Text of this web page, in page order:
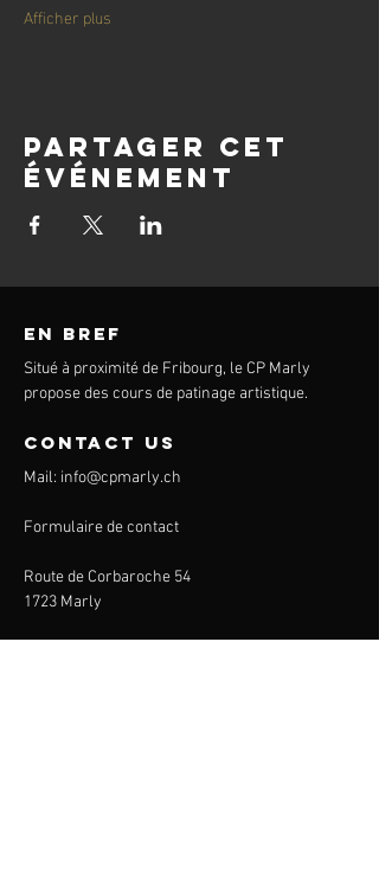
Afficher plus
Partager cet
événement
en bref
Situé à proximité de Fribourg, le CP Marly
propose des cours de patinage artistique.
contact us
Mail: info@cpmarly.ch
Formulaire de contact
Route de Corbaroche 54
1723 Marly